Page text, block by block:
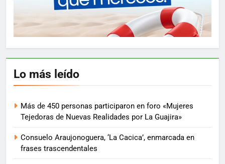
Lo más leído
Más de 450 personas participaron en foro «Mujeres
Tejedoras de Nuevas Realidades por La Guajira»
Consuelo Araujonoguera, ‘La Cacica’, enmarcada en
frases trascendentales